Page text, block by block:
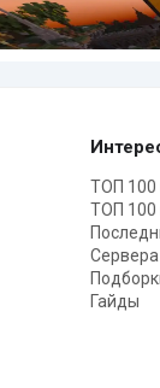
ТОП 100
ТОП 100
Гайды